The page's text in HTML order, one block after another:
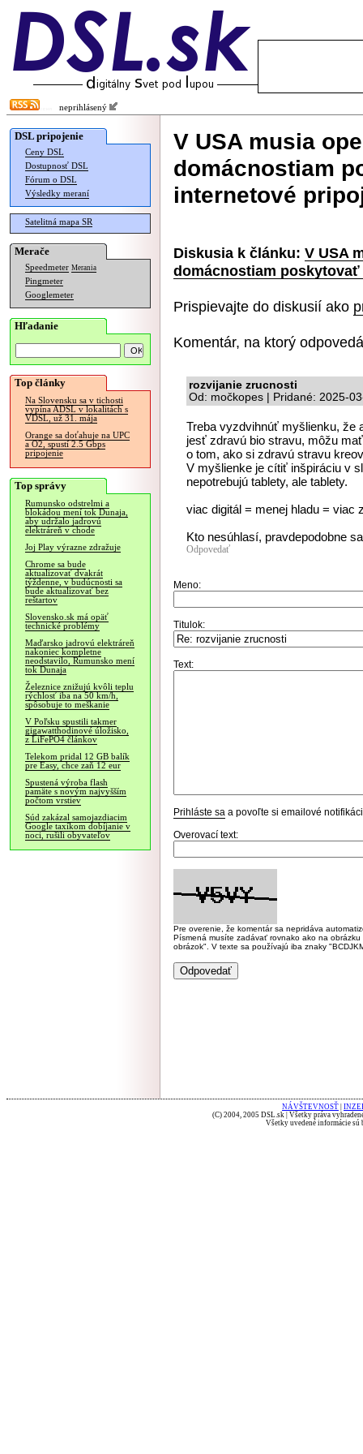
neprihlásený
DSL pripojenie
Ceny DSL
Dostupnosť DSL
Fórum o DSL
Výsledky meraní
Satelitná mapa SR
Merače
Speedmeter Merania
Pingmeter
Googlemeter
Hľadanie
Top články
Na Slovensku sa v tichosti
vypína ADSL v lokalitách s
VDSL, už 31. mája
Orange sa doťahuje na UPC
a O2, spustí 2.5 Gbps
pripojenie
Top správy
Rumunsko odstrelmi a
blokádou mení tok Dunaja,
aby udržalo jadrovú
elektráreň v chode
Joj Play výrazne zdražuje
Chrome sa bude
aktualizovať dvakrát
týždenne, v budúcnosti sa
bude aktualizovať bez
reštartov
Slovensko.sk má opäť
technické problémy
Maďarsko jadrovú elektráreň
nakoniec kompletne
neodstavilo, Rumunsko mení
tok Dunaja
Železnice znižujú kvôli teplu
rýchlosť iba na 50 km/h,
spôsobuje to meškanie
V Poľsku spustili takmer
gigawatthodinové úložisko,
z LiFePO4 článkov
Telekom pridal 12 GB balík
pre Easy, chce zaň 12 eur
Spustená výroba flash
pamäte s novým najvyšším
počtom vrstiev
Súd zakázal samojazdiacim
Google taxíkom dobíjanie v
noci, rušili obyvateľov
V USA musia
domácnostiam
internetové
Diskusia k článku: V USA
domácnostiam
Prispievajte do diskusií ako
Komentár, na ktorý
rozvijanie zrucnosti
Od: močkopes | Pridané: 2025-
Treba vyzdvihnúť myšlienku, že
jesť zdravú bio stravu, môžu
o tom, ako si zdravú stravu
V myšlienke je cítiť inšpiráciu v
nepotrebujú tablety, ale tablety.
viac digitál = menej hladu = viac
Kto nesúhlasí, pravdepodobne
Odpovedať
Meno:
Titulok:
Text:
Prihláste sa a povoľte si emailové
Overovací text:
Pre overenie, že komentár sa nepridáva
Písmená musíte zadávať rovnako ako na
obrázok". V texte sa používajú iba znaky
NÁVŠTEVNOSŤ
(C) 2004, 2005 DSL.sk | Všetky práva
Všetky uvedené informácie sú